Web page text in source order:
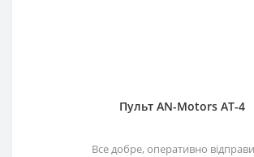
Пульт AN-Motors AT-4
Все добре, оперативно